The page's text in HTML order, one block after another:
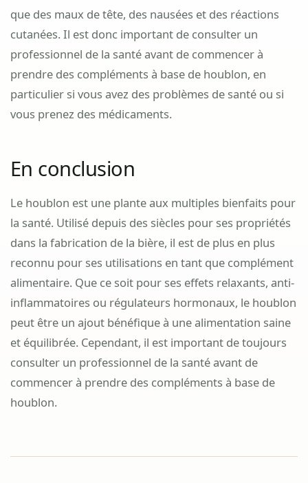
que des maux de tête, des nausées et des réactions
cutanées. Il est donc important de consulter un
professionnel de la santé avant de commencer à
prendre des compléments à base de houblon, en
particulier si vous avez des problèmes de santé ou si
vous prenez des médicaments.
En conclusion
Le houblon est une plante aux multiples bienfaits pour
la santé. Utilisé depuis des siècles pour ses propriétés
dans la fabrication de la bière, il est de plus en plus
reconnu pour ses utilisations en tant que complément
alimentaire. Que ce soit pour ses effets relaxants, anti-
inflammatoires ou régulateurs hormonaux, le houblon
peut être un ajout bénéfique à une alimentation saine
et équilibrée. Cependant, il est important de toujours
consulter un professionnel de la santé avant de
commencer à prendre des compléments à base de
houblon.